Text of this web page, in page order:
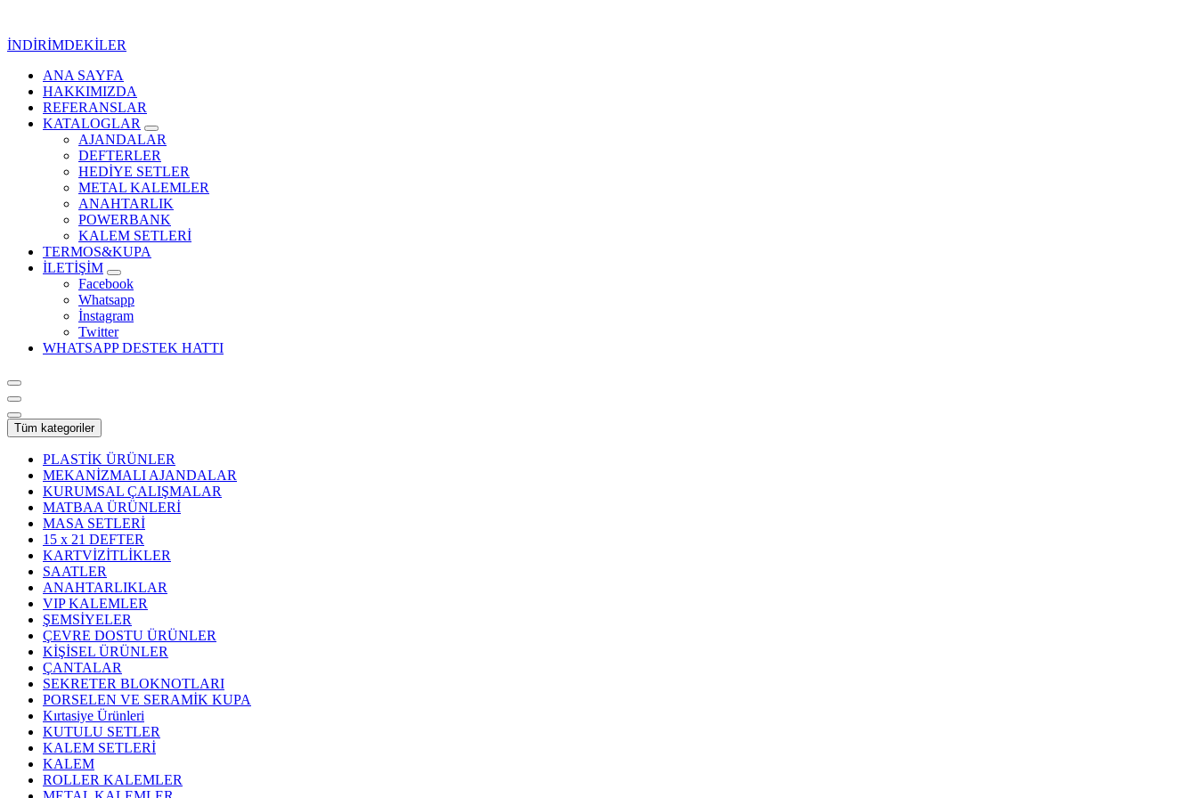
İNDİRİMDEKİLER
Kurumsal Promosyon-Hediyelik
ANA SAYFA
HAKKIMIZDA
REFERANSLAR
KATALOGLAR
AJANDALAR
DEFTERLER
HEDİYE SETLER
METAL KALEMLER
ANAHTARLIK
POWERBANK
KALEM SETLERİ
TERMOS&KUPA
İLETİŞİM
Facebook
Whatsapp
İnstagram
Twitter
WHATSAPP DESTEK HATTI
Tüm kategoriler
PLASTİK ÜRÜNLER
MEKANİZMALI AJANDALAR
KURUMSAL ÇALIŞMALAR
MATBAA ÜRÜNLERİ
MASA SETLERİ
15 x 21 DEFTER
KARTVİZİTLİKLER
SAATLER
ANAHTARLIKLAR
VIP KALEMLER
ŞEMSİYELER
ÇEVRE DOSTU ÜRÜNLER
KİŞİSEL ÜRÜNLER
ÇANTALAR
SEKRETER BLOKNOTLARI
PORSELEN VE SERAMİK KUPA
Kırtasiye Ürünleri
KUTULU SETLER
KALEM SETLERİ
KALEM
ROLLER KALEMLER